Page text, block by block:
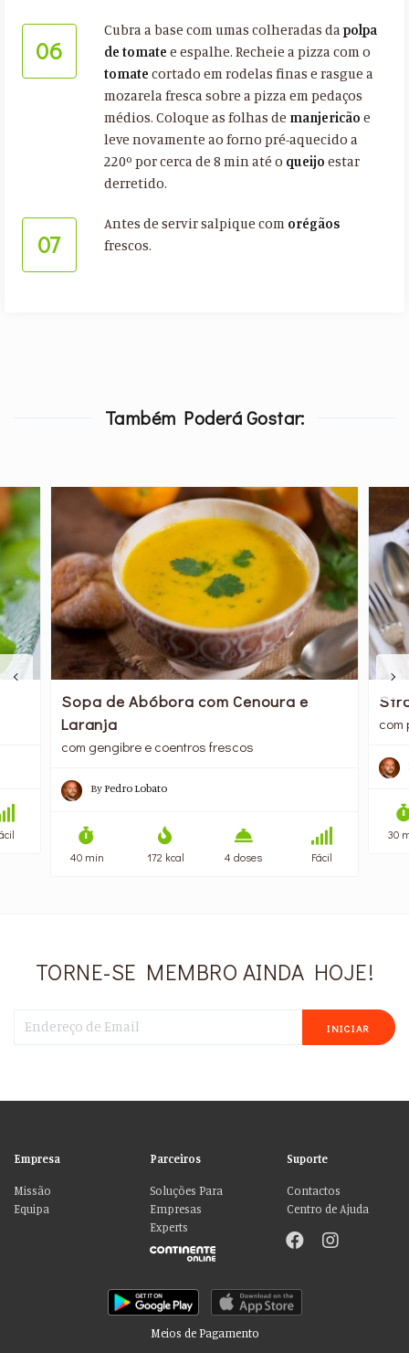
06
Cubra a base com umas colheradas dapolpa
de tomate e espalhe. Recheie a pizza com o
tomate cortado em rodelas finas e rasgue a
mozarela fresca sobre a pizza em pedaços
médios. Coloque as folhas de manjericão e
leve novamente ao forno pré-aquecido a
220º por cerca de 8 min até o queijo estar
derretido.
07
Antes de servir salpique com orégãos
frescos.
Também Poderá Gostar:
Sopa de Abóbora com Cenoura e
Laranja
com gengibre e coentros frescos
ByPedro Lobato
40 min 172 kcal 4 doses Fácil
com
30
TORNE-SE MEMBRO AINDA HOJE!
INICIAR
Empresa
Missão
Equipa
Parceiros
Soluções Para
Empresas
Experts
Suporte
Contactos
Centro de Ajuda
Meios de Pagamento